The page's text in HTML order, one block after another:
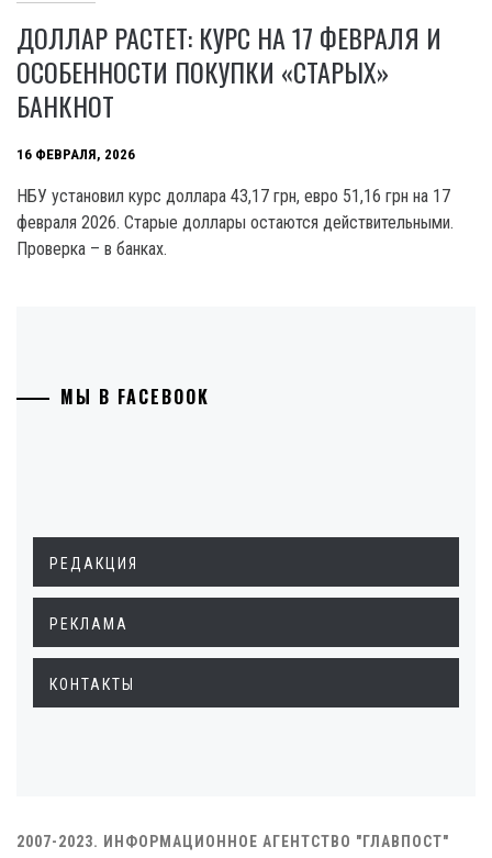
ДОЛЛАР РАСТЕТ: КУРС НА 17 ФЕВРАЛЯ И
ОСОБЕННОСТИ ПОКУПКИ «СТАРЫХ»
БАНКНОТ
16 ФЕВРАЛЯ, 2026
НБУ установил курс доллара 43,17 грн, евро 51,16 грн на 17
февраля 2026. Старые доллары остаются действительными.
Проверка – в банках.
МЫ В FACEBOOK
РЕДАКЦИЯ
РЕКЛАМА
КОНТАКТЫ
2007-2023. ИНФОРМАЦИОННОЕ АГЕНТСТВО "ГЛАВПОСТ"